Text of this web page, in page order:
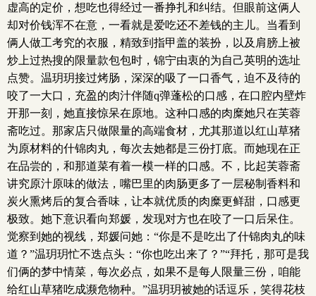
虚高的定价，想吃也得经过一番挣扎和纠结。但眼前这俩人
却对价钱浑不在意，一看就是爱吃还不差钱的主儿。当看到
俩人做工考究的衣服，精致到指甲盖的装扮，以及肩膀上被
炒上过热搜的限量款包包时，锦宁由衷的为自己英明的选址
点赞。温玥玥接过烤肠，深深的吸了一口香气，迫不及待的
咬了一大口，充盈的肉汁伴随q弹蓬松的口感，在口腔内壁炸
开那一刻，她直接惊呆在原地。这种口感的肉糜她只在芙蓉
斋吃过。那家店只做限量的高端食材，尤其那道以红山草猪
为原材料的什锦肉丸，每次去她都是三份打底。而她现在正
在品尝的，和那道菜有着一模一样的口感。不，比起芙蓉斋
讲究原汁原味的做法，嘴巴里的肉肠更多了一层秘制香料和
炭火熏烤后的复合香味，让本就优质的肉糜更鲜甜，口感更
极致。她下意识看向郑媛，发现对方也在咬了一口后呆住。
觉察到她的视线，郑媛问她：“你是不是吃出了什锦肉丸的味
道？”温玥玥忙不迭点头：“你也吃出来了？”“拜托，那可是我
们俩的梦中情菜，每次必点，如果不是每人限量三份，咱能
给红山草猪吃成濒危物种。”温玥玥被她的话逗乐，笑得花枝